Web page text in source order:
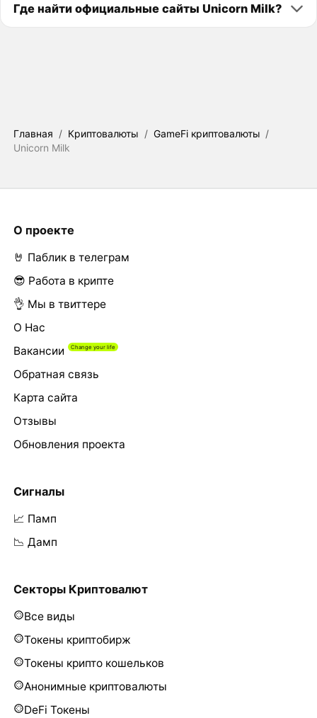
Где найти официальные сайты Unicorn Milk?
Главная / Криптовалюты / GameFi криптовалюты /
Unicorn Milk
О проекте
🤘 Паблик в телеграм
😎 Работа в крипте
👌 Мы в твиттере
О Нас
Вакансии
Обратная связь
Карта сайта
Отзывы
Обновления проекта
Сигналы
📈 Памп
📉 Дамп
Секторы Криптовалют
Все виды
Токены криптобирж
Токены крипто кошельков
Анонимные криптовалюты
DeFi Токены